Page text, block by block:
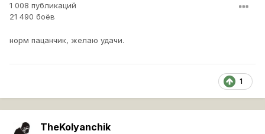
1 008 публикаций
21 490 боёв
норм пацанчик, желаю удачи.
1
TheKolyanchik